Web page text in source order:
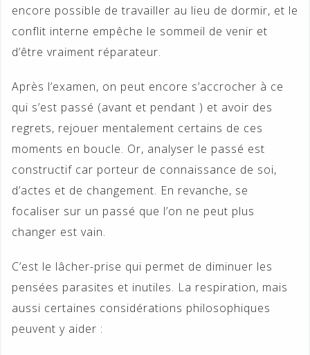
encore possible de travailler au lieu de dormir, et le
conflit interne empêche le sommeil de venir et
d’être vraiment réparateur.
Après l’examen, on peut encore s’accrocher à ce
qui s’est passé (avant et pendant ) et avoir des
regrets, rejouer mentalement certains de ces
moments en boucle. Or, analyser le passé est
constructif car porteur de connaissance de soi,
d’actes et de changement. En revanche, se
focaliser sur un passé que l’on ne peut plus
changer est vain.
C’est le lâcher-prise qui permet de diminuer les
pensées parasites et inutiles. La respiration, mais
aussi certaines considérations philosophiques
peuvent y aider :